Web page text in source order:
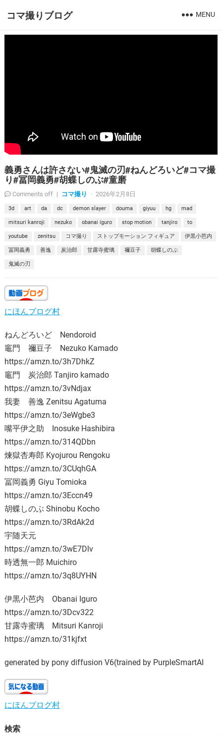
コマ撮りブログ MENU
義勇さんは許さない#鬼滅の刃#ねんどろいど#コマ撮
り#冨岡義勇#胡蝶しのぶ#童磨
Comments off | コマ撮り · 2026年2月8日
3d art da dc demon slayer douma giyuu hg mad
mitsuri kanroji nezuko obanai iguro stop motion tanjiro to
youtube zenitsu コマ撮り ストップモーション フィギュア 伊黒小芭内
冨岡義勇 善逸 炭治郎 甘露寺蜜璃 禰豆子 胡蝶しのぶ
鬼滅の刃
にほんブログ村
ねんどろいど Nendoroid
竈門 禰豆子 Nezuko Kamado
https://amzn.to/3h7DhkZ
竈門 炭治郎 Tanjiro kamado
https://amzn.to/3vNdjax
我妻 善逸 Zenitsu Agatuma
https://amzn.to/3eWgbe3
嘴平伊之助 Inosuke Hashibira
https://amzn.to/314QDbn
煉獄杏寿郎 Kyojurou Rengoku
https://amzn.to/3CUqhGA
冨岡義勇 Giyu Tomioka
https://amzn.to/3Eccn49
胡蝶しのぶ Shinobu Kocho
https://amzn.to/3RdAk2d
宇随天元
https://amzn.to/3wE7Dlv
時透無一郎 Muichiro
https://amzn.to/3q8UYHN
伊黒小芭内 Obanai Iguro
https://amzn.to/3Dcv322
甘露寺蜜璃 Mitsuri Kanroji
https://amzn.to/31kjfxt
generated by pony diffusion V6(trained by PurpleSmartAI
にほんブログ村
検索